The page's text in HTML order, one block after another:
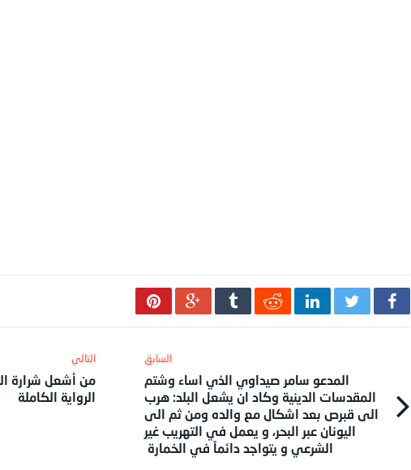
المدعو سامر صيداوي الذي اساء وشتم
المقدسات الدينية وكاد ان يشعل البلد: هرب
الى قبرص بعد اشكال مع والده ومن ثم الى
اليونان عبر البحر، و يعمل في التهريب غير
الشرعي و يتواجد دائماً في الخمارة
من أشعل شرارة
الرواية الكاملة